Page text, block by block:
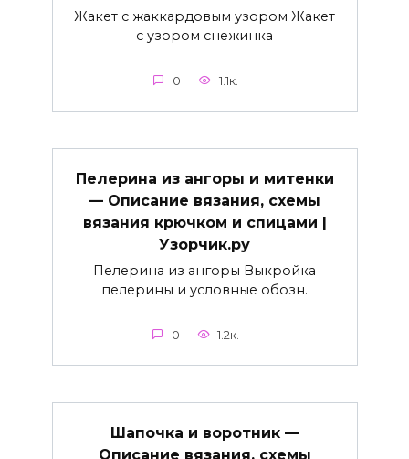
Жакет с жаккардовым узором Жакет
с узором снежинка
0 1.1к.
Пелерина из ангоры и митенки
— Описание вязания, схемы
вязания крючком и спицами |
Узорчик.ру
Пелерина из ангоры Выкройка
пелерины и условные обозн.
0 1.2к.
Шапочка и воротник —
Описание вязания, схемы